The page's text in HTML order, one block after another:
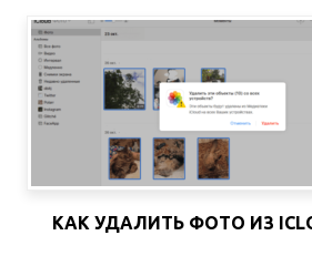
КАК УДАЛИТЬ ФОТО ИЗ